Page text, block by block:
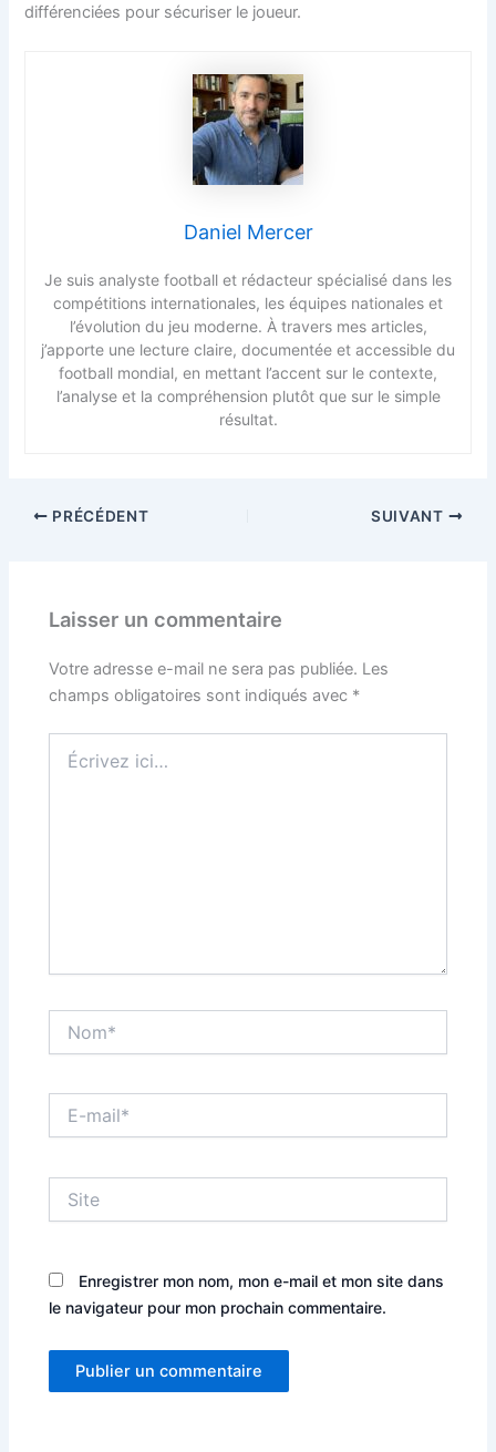
différenciées pour sécuriser le joueur.
Daniel Mercer
Je suis analyste football et rédacteur spécialisé dans les
compétitions internationales, les équipes nationales et
l’évolution du jeu moderne. À travers mes articles,
j’apporte une lecture claire, documentée et accessible du
football mondial, en mettant l’accent sur le contexte,
l’analyse et la compréhension plutôt que sur le simple
résultat.
PRÉCÉDENT SUIVANT
Laisser un commentaire
Votre adresse e-mail ne sera pas publiée. Les
champs obligatoires sont indiqués avec *
ici…
mail*
Enregistrer mon nom, mon e-mail et mon site dans
le navigateur pour mon prochain commentaire.